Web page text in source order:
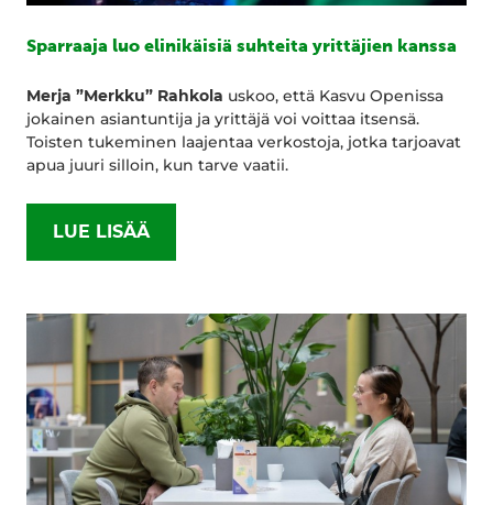
Sparraaja luo elinikäisiä suhteita yrittäjien kanssa
Merja ”Merkku” Rahkola uskoo, että Kasvu Openissa
jokainen asiantuntija ja yrittäjä voi voittaa itsensä.
Toisten tukeminen laajentaa verkostoja, jotka tarjoavat
apua juuri silloin, kun tarve vaatii.
LUE LISÄÄ